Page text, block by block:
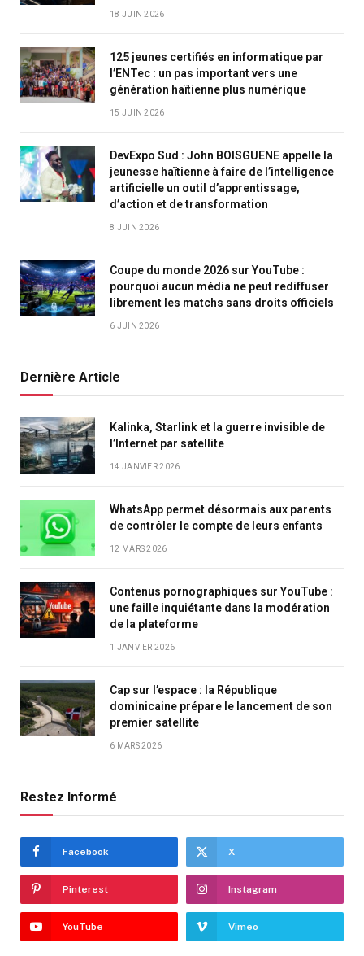
18 JUIN 2026
125 jeunes certifiés en informatique par
l’ENTec : un pas important vers une
génération haïtienne plus numérique
15 JUIN 2026
DevExpo Sud : John BOISGUENE appelle la
jeunesse haïtienne à faire de l’intelligence
artificielle un outil d’apprentissage,
d’action et de transformation
8 JUIN 2026
Coupe du monde 2026 sur YouTube :
pourquoi aucun média ne peut rediffuser
librement les matchs sans droits officiels
6 JUIN 2026
Dernière Article
Kalinka, Starlink et la guerre invisible de
l’Internet par satellite
14 JANVIER 2026
WhatsApp permet désormais aux parents
de contrôler le compte de leurs enfants
12 MARS 2026
Contenus pornographiques sur YouTube :
une faille inquiétante dans la modération
de la plateforme
1 JANVIER 2026
Cap sur l’espace : la République
dominicaine prépare le lancement de son
premier satellite
6 MARS 2026
Restez Informé
Facebook X
Pinterest Instagram
YouTube Vimeo